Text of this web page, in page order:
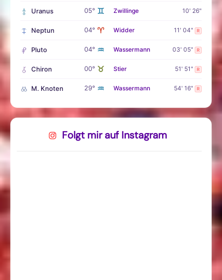
Uranus 05° ♊ Zwillinge 10' 26"
Neptun 04° ♈ Widder 11' 04" R
Pluto 04° ♒ Wassermann 03' 05" R
Chiron 00° ♉ Stier 51' 51" R
M. Knoten 29° ♒ Wassermann 54' 16" R
Folgt mir auf Instagram